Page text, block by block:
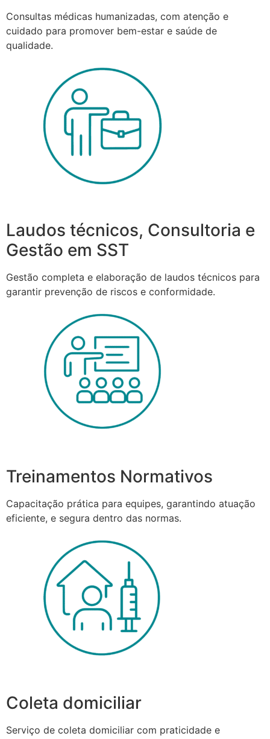
Consultas médicas humanizadas, com atenção e
cuidado para promover bem-estar e saúde de
qualidade.
Laudos técnicos, Consultoria e
Gestão em SST
Gestão completa e elaboração de laudos técnicos para
garantir prevenção de riscos e conformidade.
Treinamentos Normativos
Capacitação prática para equipes, garantindo atuação
eficiente, e segura dentro das normas.
Coleta domiciliar
Serviço de coleta domiciliar com praticidade e